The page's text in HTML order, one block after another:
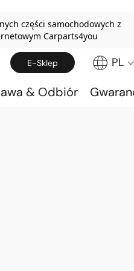
części samochodowych z
Carparts4you
E-Sklep PL
& Odbiór